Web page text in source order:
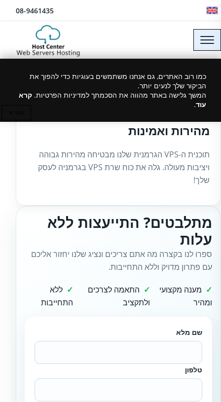
דלג לתוכן 08-9461435
כמו רוב האתרים, גם אנחנו משתמשים בעוגיות כדי להפוך את
הביקור שלך לנעים יותר.
המשך גלישה באתר מהווה את הסכמתך למדיניות הפרטיות. קרא
עוד.
27/02/2025
מהירות ואמינות
תוכנית ה-VPS הגרמנית שלנו מבטיחה מהירות גבוהה
ויציבות מעולה. גלה את כוח שרת VPS בגרמניה לעסק
שלך!
מתלבטים? התייעצות ללא
עלות
ספרו לנו בקצרה מה אתם צריכים ונציג שלנו יחזור אליכם
עם פתרון מדויק וללא התחייבות.
מענה מקצועי
ומהיר
התאמה לצרכים
ולתקציב
ללא
התחייבות
שם מלא
טלפון